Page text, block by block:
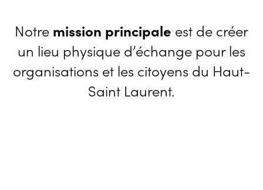
Notre mission principale est de créer
un lieu physique d’échange pour les
organisations et les citoyens du Haut-
Saint Laurent.